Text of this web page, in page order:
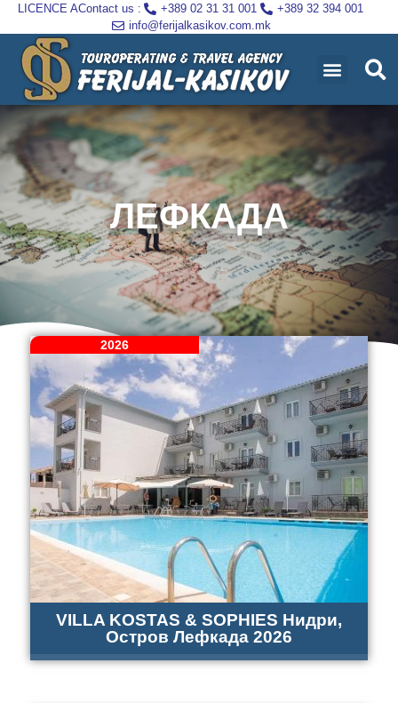
LICENCE AContact us : +389 02 31 31 001
+389 32 394 001
info@ferijalkasikov.com.mk
ЛЕФКАДА
2026
VILLA KOSTAS & SOPHIES Нидри,
Остров Лефкада 2026